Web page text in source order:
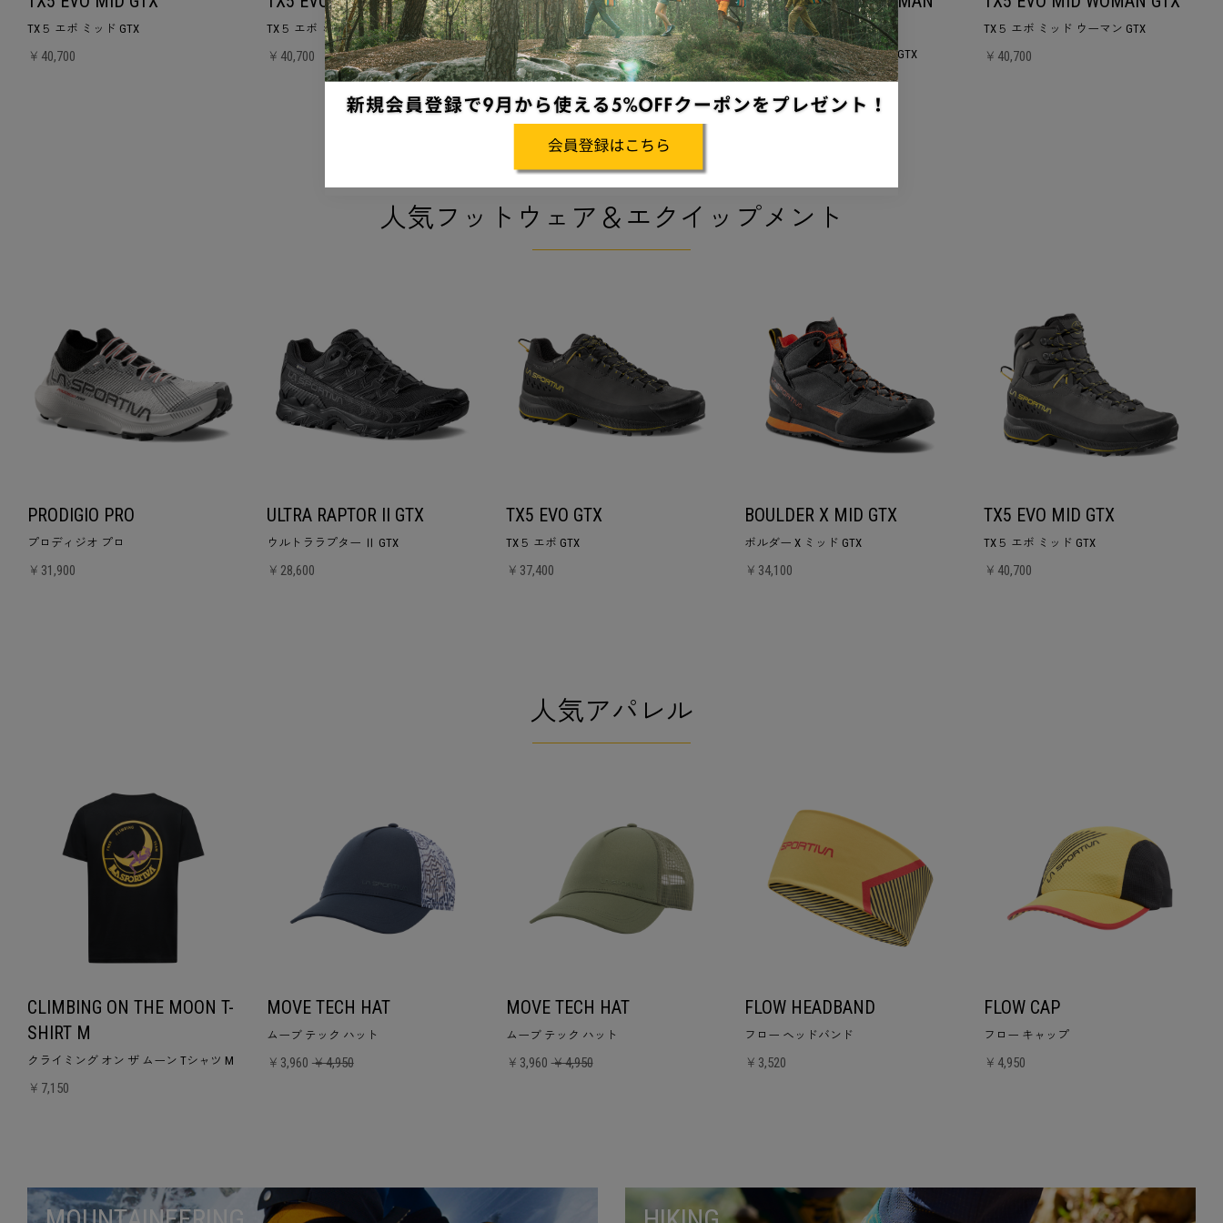
TX５ エボ ミッド GTX
￥40,700
TX５ エボ ミッド ウーマン GTX
￥40,700
ウルトララプター３ミッド GTX
￥33,000
GTX
ウルトララプター3 ウーマン GTX
￥29,700
TX５ エボ ミッド ウーマン GTX
￥40,700
人気フットウェア＆エクイップメント
PRODIGIO PRO
プロディジオ プロ
￥31,900
ULTRA RAPTOR II GTX
ウルトララプター Ⅱ GTX
￥28,600
TX5 EVO GTX
TX５ エボ GTX
￥37,400
BOULDER X MID GTX
ボルダー X ミッド GTX
￥34,100
TX5 EVO MID GTX
TX５ エボ ミッド GTX
￥40,700
人気アパレル
CLIMBING ON THE MOON T-
SHIRT M
クライミング オン ザ ムーン Tシャツ M
￥7,150
MOVE TECH HAT
ムーブ テック ハット
￥3,960 ￥4,950
MOVE TECH HAT
ムーブ テック ハット
￥3,960 ￥4,950
FLOW HEADBAND
フロー ヘッドバンド
￥3,520
FLOW CAP
フロー キャップ
￥4,950